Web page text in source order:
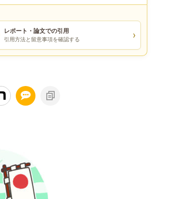
レポート・論文での引用
引用方法と留意事項を確認する ›